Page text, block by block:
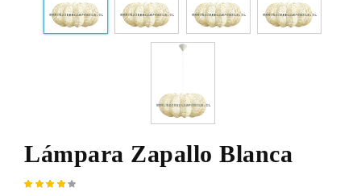
Lámpara Zapallo Blanca